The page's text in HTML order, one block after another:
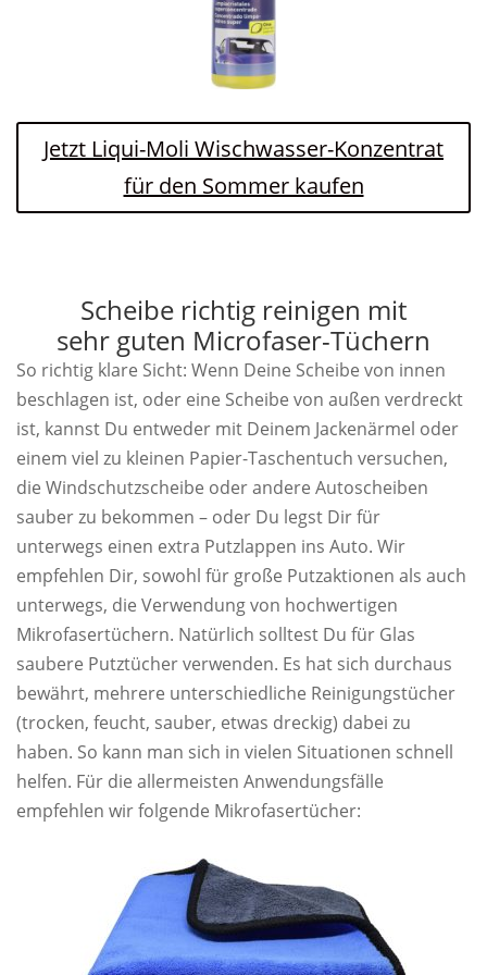
Jetzt Liqui-Moli Wischwasser-Konzentrat
für den Sommer kaufen
Scheibe richtig reinigen mit
sehr guten Microfaser-Tüchern
So richtig klare Sicht: Wenn Deine Scheibe von innen
beschlagen ist, oder eine Scheibe von außen verdreckt
ist, kannst Du entweder mit Deinem Jackenärmel oder
einem viel zu kleinen Papier-Taschentuch versuchen,
die Windschutzscheibe oder andere Autoscheiben
sauber zu bekommen – oder Du legst Dir für
unterwegs einen extra Putzlappen ins Auto. Wir
empfehlen Dir, sowohl für große Putzaktionen als auch
unterwegs, die Verwendung von hochwertigen
Mikrofasertüchern. Natürlich solltest Du für Glas
saubere Putztücher verwenden. Es hat sich durchaus
bewährt, mehrere unterschiedliche Reinigungstücher
(trocken, feucht, sauber, etwas dreckig) dabei zu
haben. So kann man sich in vielen Situationen schnell
helfen. Für die allermeisten Anwendungsfälle
empfehlen wir folgende Mikrofasertücher: